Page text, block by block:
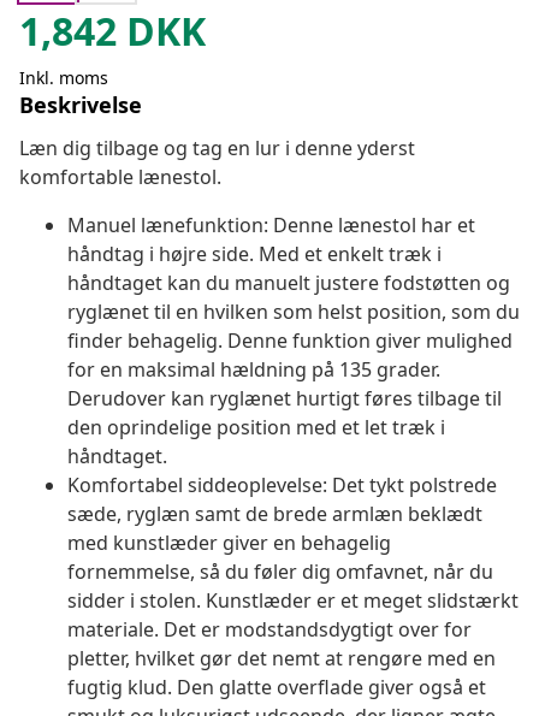
1,842 DKK
Inkl. moms
Beskrivelse
Læn dig tilbage og tag en lur i denne yderst
komfortable lænestol.
Manuel lænefunktion: Denne lænestol har et
håndtag i højre side. Med et enkelt træk i
håndtaget kan du manuelt justere fodstøtten og
ryglænet til en hvilken som helst position, som du
finder behagelig. Denne funktion giver mulighed
for en maksimal hældning på 135 grader.
Derudover kan ryglænet hurtigt føres tilbage til
den oprindelige position med et let træk i
håndtaget.
Komfortabel siddeoplevelse: Det tykt polstrede
sæde, ryglæn samt de brede armlæn beklædt
med kunstlæder giver en behagelig
fornemmelse, så du føler dig omfavnet, når du
sidder i stolen. Kunstlæder er et meget slidstærkt
materiale. Det er modstandsdygtigt over for
pletter, hvilket gør det nemt at rengøre med en
fugtig klud. Den glatte overflade giver også et